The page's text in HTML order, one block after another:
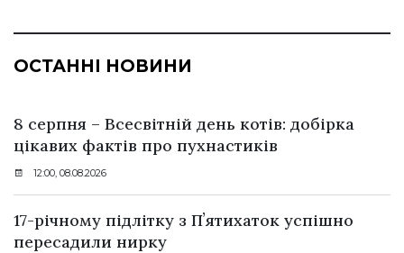
ОСТАННІ НОВИНИ
8 серпня – Всесвітній день котів: добірка
цікавих фактів про пухнастиків
12:00, 08.08.2026
17-річному підлітку з Пʼятихаток успішно
пересадили нирку